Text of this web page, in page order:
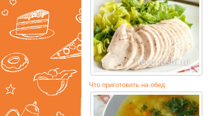
Что приготовить на обед